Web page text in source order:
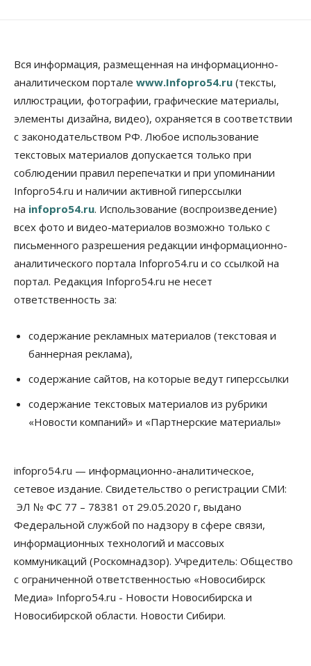
Вся информация, размещенная на информационно-
аналитическом портале www.Infopro54.ru (тексты,
иллюстрации, фотографии, графические материалы,
элементы дизайна, видео), охраняется в соответствии
с законодательством РФ. Любое использование
текстовых материалов допускается только при
соблюдении правил перепечатки и при упоминании
Infopro54.ru и наличии активной гиперссылки
на infopro54.ru. Использование (воспроизведение)
всех фото и видео-материалов возможно только с
письменного разрешения редакции информационно-
аналитического портала Infopro54.ru и со ссылкой на
портал. Редакция Infopro54.ru не несет
ответственность за:
содержание рекламных материалов (текстовая и
баннерная реклама),
содержание сайтов, на которые ведут гиперссылки
содержание текстовых материалов из рубрики
«Новости компаний» и «Партнерские материалы»
infopro54.ru — информационно-аналитическое,
сетевое издание. Свидетельство о регистрации СМИ:
ЭЛ № ФС 77 – 78381 от 29.05.2020 г, выдано
Федеральной службой по надзору в сфере связи,
информационных технологий и массовых
коммуникаций (Роскомнадзор). Учредитель: Общество
с ограниченной ответственностью «Новосибирск
Медиа» Infopro54.ru - Новости Новосибирска и
Новосибирской области. Новости Сибири.